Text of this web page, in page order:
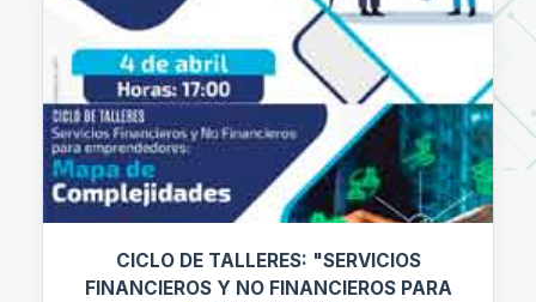
CICLO DE TALLERES: "SERVICIOS
FINANCIEROS Y NO FINANCIEROS PARA